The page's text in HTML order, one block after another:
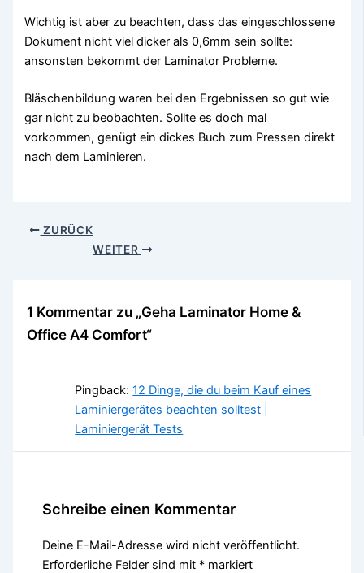
Wichtig ist aber zu beachten, dass das eingeschlossene
Dokument nicht viel dicker als 0,6mm sein sollte:
ansonsten bekommt der Laminator Probleme.
Bläschenbildung waren bei den Ergebnissen so gut wie
gar nicht zu beobachten. Sollte es doch mal
vorkommen, genügt ein dickes Buch zum Pressen direkt
nach dem Laminieren.
ZURÜCK
WEITER
1 Kommentar zu „Geha Laminator Home &
Office A4 Comfort“
Pingback:12 Dinge, die du beim Kauf eines
Laminiergerätes beachten solltest |
Laminiergerät Tests
Schreibe einen Kommentar
Deine E-Mail-Adresse wird nicht veröffentlicht.
Erforderliche Felder sind mit * markiert